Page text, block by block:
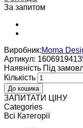
За запитом
Виробник:Moma
Артикул:
Наявнiсть Пiд
Кількість
ЗАПИТАТИ ЦІНУ
Categories
Всі Категорії